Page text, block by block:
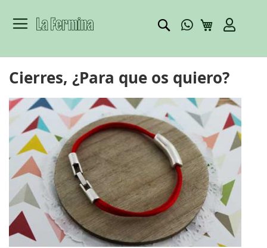
Buscar Mi carrito
Cierres, ¿Para que os quiero?